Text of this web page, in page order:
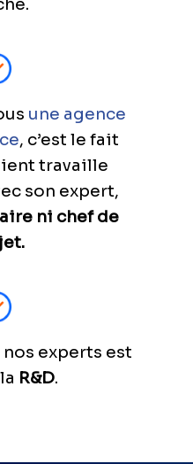
une agence
, c’est le fait
travaille
son expert,
ni chef de
nos experts est
R&D.